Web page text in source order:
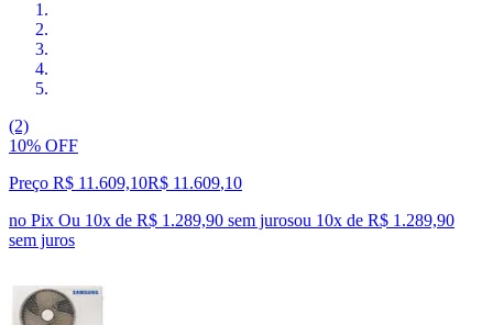
(2)
10% OFF
Preço R$ 11.609,10R$ 11.609,10
no Pix Ou 10x de R$ 1.289,90 sem jurosou 10x de R$ 1.289,90
sem juros